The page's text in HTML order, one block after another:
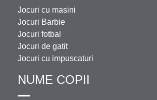
Jocuri cu masini
Jocuri Barbie
Jocuri fotbal
Jocuri de gatit
Jocuri cu impuscaturi
NUME COPII